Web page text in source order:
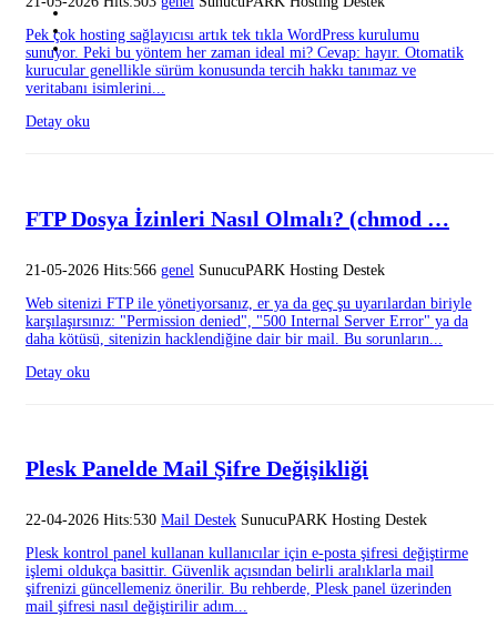
Pek çok hosting sağlayıcısı artık tek tıkla WordPress kurulumu
sunuyor. Peki bu yöntem her zaman ideal mi? Cevap: hayır. Otomatik
kurucular genellikle sürüm konusunda tercih hakkı tanımaz ve
veritabanı isimlerini...
Detay oku
FTP Dosya İzinleri Nasıl Olmalı? (chmod …
21-05-2026 Hits:566 genel SunucuPARK Hosting Destek
Web sitenizi FTP ile yönetiyorsanız, er ya da geç şu uyarılardan biriyle
karşılaşırsınız: "Permission denied", "500 Internal Server Error" ya da
daha kötüsü, sitenizin hacklendiğine dair bir mail. Bu sorunların...
Detay oku
Plesk Panelde Mail Şifre Değişikliği
22-04-2026 Hits:530 Mail Destek SunucuPARK Hosting Destek
Plesk kontrol panel kullanan kullanıcılar için e-posta şifresi değiştirme
işlemi oldukça basittir. Güvenlik açısından belirli aralıklarla mail
şifrenizi güncellemeniz önerilir. Bu rehberde, Plesk panel üzerinden
mail şifresi nasıl değiştirilir adım...